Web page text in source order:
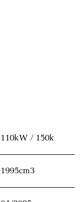
110kW / 150k
1995cm3